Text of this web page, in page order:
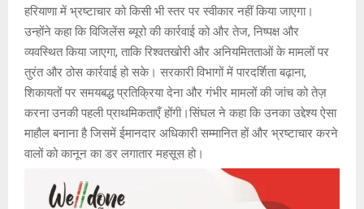
हरियाणा में भ्रष्टाचार को किसी भी स्तर पर स्वीकार नहीं किया जाएगा।
उन्होंने कहा कि विजिलेंस ब्यूरो की कार्रवाई को और तेज, निष्पक्ष और
व्यवस्थित किया जाएगा, ताकि रिश्वतखोरी और अनियमितताओं के मामलों पर
तुरंत और ठोस कार्रवाई हो सके। सरकारी विभागों में पारदर्शिता बढ़ाना,
शिकायतों पर समयबद्ध प्रतिक्रिया देना और गंभीर मामलों की जांच को तेज़
करना उनकी पहली प्राथमिकताएँ होंगी।सिंघल ने कहा कि उनका उद्देश्य ऐसा
माहौल बनाना है जिसमें ईमानदार अधिकारी सम्मानित हों और भ्रष्टाचार करने
वालों को कानून का डर लगातार महसूस हो।